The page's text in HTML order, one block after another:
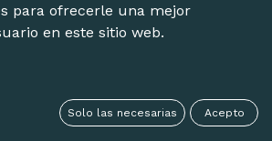
para ofrecerle una mejor
en este sitio web.
Solo las necesarias Acepto